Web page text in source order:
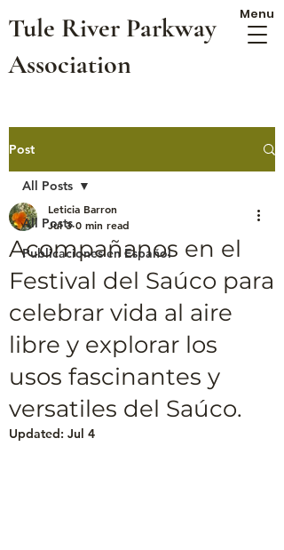
Tule River Parkway
Association
Menu
Post
All Posts
Publicaciones en Español
All Posts
Acompañanos en el
Festival del Saúco para
celebrar vida al aire
libre y explorar los
usos fascinantes y
versatiles del Saúco.
Leticia Barron
Jul 3 0 min read
Updated: Jul 4